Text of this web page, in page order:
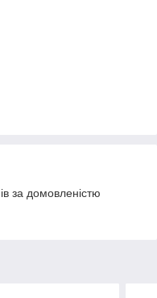
за домовленістю